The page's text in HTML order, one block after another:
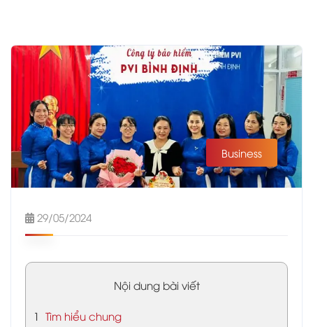
Business
29/05/2024
Nội dung bài viết
1 Tìm hiểu chung